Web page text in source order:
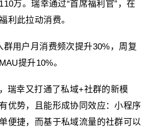
万。瑞幸通过“首席福利官”，在
利此拉动消费。
群用户月消费频次提升30%，周复
提升10%。
瑞幸又打通了私域+社群的新模
优势，且能形成协同效应：小程序
便捷，而基于私域流量的社群可以